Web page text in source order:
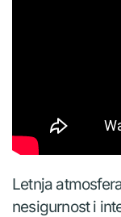
Letnja
nesigurnost i